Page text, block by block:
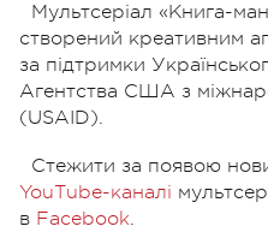
Мультсеріал «Книга-
створений креативним
за підтримки
Агентства США з
(USAID).
Стежити за появою
YouТube-каналі
в Facebook.